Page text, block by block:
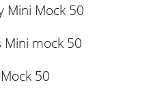
Mini Mock 50
Mini mock 50
50